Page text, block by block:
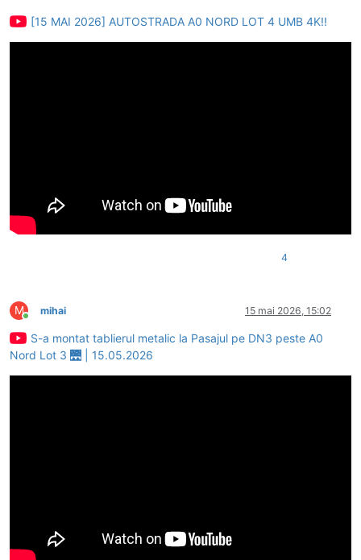
[15 MAI 2026] AUTOSTRADA A0 NORD LOT 4 UMB 4K!!
4
M
Conectat
mihai 15 mai 2026, 15:02
S-a montat tablierul metalic la Pasajul pe DN3 peste A0
Nord Lot 3 🌉 | 15.05.2026